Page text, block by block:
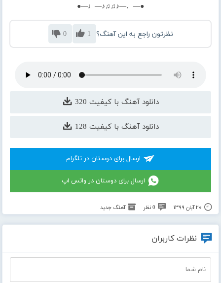
●—♩—♪♫♫♪—♩—●
نظرتون راجع به این آهنگ؟ 1
0
دانلود آهنگ با کیفیت 320
دانلود آهنگ با کیفیت 128
ارسال برای دوستان در تلگرام
ارسال برای دوستان در واتس اپ
۲۰ آبان ۱۳۹۹ 0 نظر آهنگ جدید
نظرات کاربران